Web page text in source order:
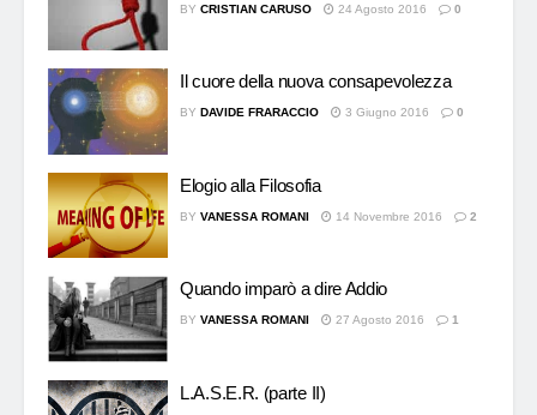
BY CRISTIAN CARUSO 24 Agosto 2016 0
Il cuore della nuova consapevolezza
BY DAVIDE FRARACCIO 3 Giugno 2016 0
Elogio alla Filosofia
BY VANESSA ROMANI 14 Novembre 2016 2
Quando imparò a dire Addio
BY VANESSA ROMANI 27 Agosto 2016 1
L.A.S.E.R. (parte II)